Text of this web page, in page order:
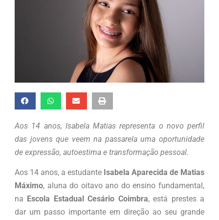
Aos 14 anos, Isabela Matias representa o novo perfil
das jovens que veem na passarela uma oportunidade
de expressão, autoestima e transformação pessoal.
Aos 14 anos, a estudante Isabela Aparecida de Matias
Máximo, aluna do oitavo ano do ensino fundamental,
na Escola Estadual Cesário Coimbra, está prestes a
dar um passo importante em direção ao seu grande